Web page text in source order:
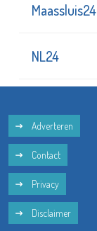
Maassluis24
NL24
Adverteren
Contact
Privacy
Disclaimer